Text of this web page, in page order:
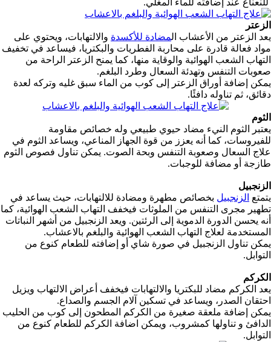
للنعناع عند إضافته للماء المغلي.
الزعتر
يعد الزعتر من الأعشاب المضادة للأكسدة والالتهابات، ويحتوي على
مواد فعالة قادرة على محاربة الفطريات والبكتريا، فيساعد في تخفيف
التهاب الشعب الهوائية والوقاية منها، كما يمنح الزعتر الراحة من
صعوبات التنفس وتهدئة السعال وطرد البلغم.
يمكن إضافة أوراق الزعتر إلى كوب من الماء سبق غليه وتركه لعدة
دقائق، ثم تناوله دافئًا.
الثوم
يعتبر الثوم النيء مضاد حيوي طبيعي وله خصائص مقاومة
للفيروسات، كما أنه يعزز من قوة الجهاز المناعي، ويساعد الثوم في
علاج السعال وصعوبة التنفس وبحة الصوت. يمكن تناول فصوص الثوم
طازجة أو مضافة للوجبات.
الزنجبيل
يتمتع الزنجبيل بخصائص مطهرة ومضادة للالتهابات، حيث يساعد في
تطهير مجرى التنفس من الملوثات فيخفف التهاب الشعب الهوائية، كما
أنه يحسن الدورة الدموية إلى الرئتين. ويعد الزنجبيل من أشهر النباتات
المستخدمة لعلاج التهاب الشعب الهوائية والبلغم بالاعشاب.
يمكن تناول الزنجبيل في صورة شاي أو إضافته للطعام كنوع من
التوابل.
الكركم
يعد الكركم مضاد للبكتريا والالتهابات فيخفف أعراض الالتهاب ويزيل
احتقان الصدر، ويساعد في تسكين آلام الجسم والصداع.
يمكن إضافة ملعقة صغيرة من الكركم المطحون إلى كوب من الحليب
الدافئ و تناولها كمشروب، ويمكن اضافة الكركم للطعام كنوع من
التوابل.